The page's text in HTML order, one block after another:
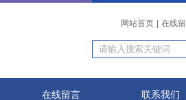
网站首页 在线
在线留言 联系我们